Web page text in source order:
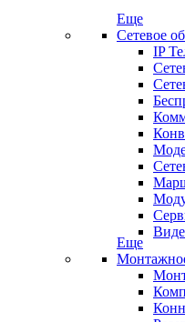
Еще
Сетевое
IP
Еще